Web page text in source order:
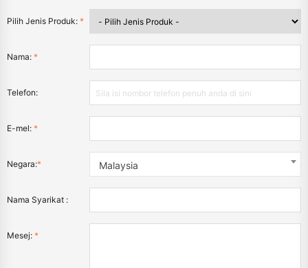
Pilih Jenis Produk: *
Nama: *
Telefon:
E-mel: *
Negara:* Malaysia
Nama Syarikat :
Mesej: *